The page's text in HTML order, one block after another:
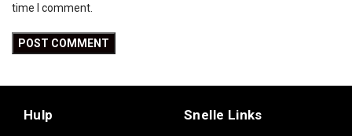
time I comment.
Hulp Snelle Links